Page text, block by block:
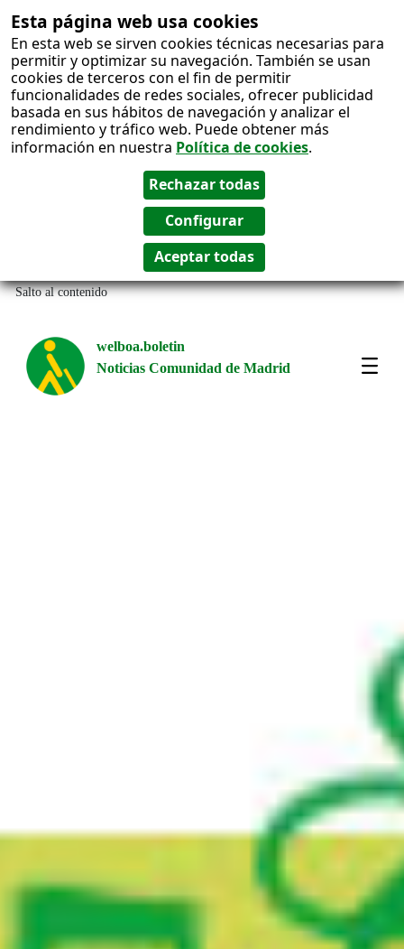
Esta página web usa cookies
En esta web se sirven cookies técnicas necesarias para
permitir y optimizar su navegación. También se usan
cookies de terceros con el fin de permitir
funcionalidades de redes sociales, ofrecer publicidad
basada en sus hábitos de navegación y analizar el
rendimiento y tráfico web. Puede obtener más
información en nuestra Política de cookies.
Salto al contenido
welboa.boletin
Noticias Comunidad de Madrid